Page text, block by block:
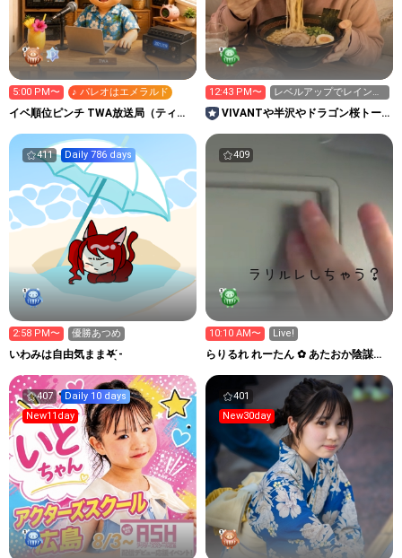
5:00 PM〜 ♪ パレオはエメラルド
イベ順位ピンチ TWA放送局（ティー
12:43 PM〜
レベルアップでレインボ
ースターもらってね😊
VIVANTや半沢やドラゴン桜トー
411 Daily 786 days
2:58 PM〜 優勝あつめ
いわみは自由気まま𖤐 ̖́-‬
409
10:10 AM〜 Live!
らりるれ れーたん ✿ あたおか陰謀論
407
Daily 10 days
New11day
401
New30day